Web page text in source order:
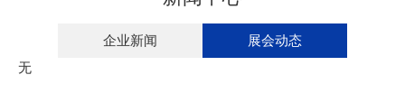
企业新闻 展会动态
无